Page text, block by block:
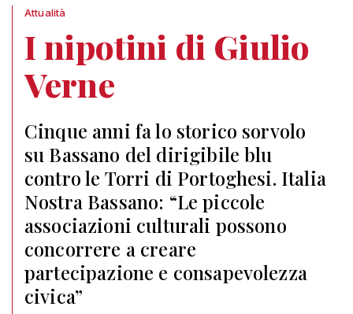
Attualità
I nipotini di Giulio
Verne
Cinque anni fa lo storico sorvolo
su Bassano del dirigibile blu
contro le Torri di Portoghesi. Italia
Nostra Bassano: “Le piccole
associazioni culturali possono
concorrere a creare
partecipazione e consapevolezza
civica”